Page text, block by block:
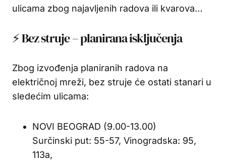
ulicama zbog najavljenih radova ili kvarova…
⚡ Bez struje – planirana isključenja
Zbog izvođenja planiranih radova na
električnoj mreži, bez struje će ostati stanari u
sledećim ulicama:
NOVI BEOGRAD (9.00-13.00)
Surčinski put: 55-57, Vinogradska: 95,
113a,